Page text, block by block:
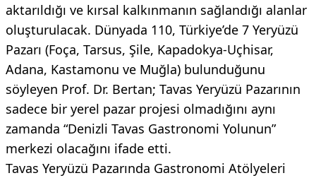
aktarıldığı ve kırsal kalkınmanın sağlandığı alanlar
oluşturulacak. Dünyada 110, Türkiye’de 7 Yeryüzü
Pazarı (Foça, Tarsus, Şile, Kapadokya-Uçhisar,
Adana, Kastamonu ve Muğla) bulunduğunu
söyleyen Prof. Dr. Bertan; Tavas Yeryüzü Pazarının
sadece bir yerel pazar projesi olmadığını aynı
zamanda “Denizli Tavas Gastronomi Yolunun”
merkezi olacağını ifade etti.
Tavas Yeryüzü Pazarında Gastronomi Atölyeleri